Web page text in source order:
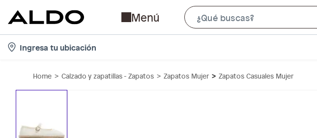
Menú
Ingresa tu ubicación
Home Calzado y zapatillas - Zapatos Zapatos Mujer Zapatos Casuales Mujer